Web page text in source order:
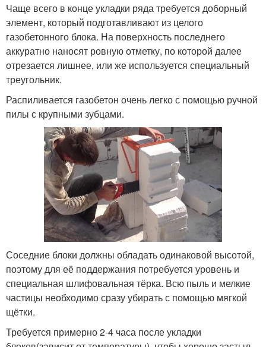
Чаще всего в конце укладки ряда требуется доборный
элемент, который подготавливают из целого
газобетонного блока. На поверхность последнего
аккуратно наносят ровную отметку, по которой далее
отрезается лишнее, или же используется специальный
треугольник.
Распиливается газобетон очень легко с помощью ручной
пилы с крупными зубцами.
Соседние блоки должны обладать одинаковой высотой,
поэтому для её поддержания потребуется уровень и
специальная шлифовальная тёрка. Всю пыль и мелкие
частицы необходимо сразу убирать с помощью мягкой
щётки.
Требуется примерно 2-4 часа после укладки